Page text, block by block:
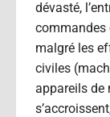
dévasté,
commandes
malgré les
civiles
appareils de